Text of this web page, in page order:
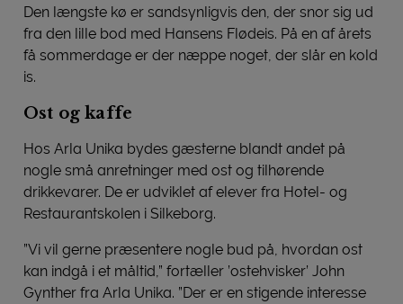
Den længste kø er sandsynligvis den, der snor sig ud
fra den lille bod med Hansens Flødeis. På en af årets
få sommerdage er der næppe noget, der slår en kold
is.
Ost og kaffe
Hos Arla Unika bydes gæsterne blandt andet på
nogle små anretninger med ost og tilhørende
drikkevarer. De er udviklet af elever fra Hotel- og
Restaurantskolen i Silkeborg.
”Vi vil gerne præsentere nogle bud på, hvordan ost
kan indgå i et måltid,” fortæller ’ostehvisker’ John
Gynther fra Arla Unika. ”Der er en stigende interesse